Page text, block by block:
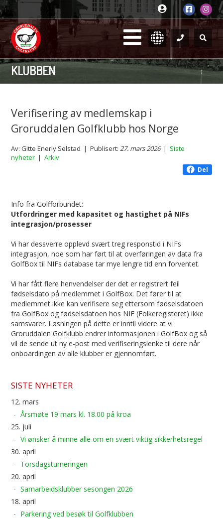
KLUBBEN
Verifisering av medlemskap i
Groruddalen Golfklubb hos Norge
Av: Gitte Enerly Selstad | Publisert:27. mars 2026| Siste
nyheter |Arkiv
Del
Info fra Golfforbundet:
Utfordringer med kapasitet og hastighet på NIFs
integrasjon/prosesser
Vi har dessverre opplevd svært treg responstid i NIFs
integrasjon, noe som har ført til at overføringen av data fra
GolfBox til NIFs database tar mye lengre tid enn forventet.
Vi har fått flere henvendelser der det er registrert feil
fødselsdato på medlemmet i GolfBox. Det fører til at
medlemmet ikke kan verifisere seg ettersom fødselsdatoen
fra GolfBox og fødselsdatoen hos NIF (Folkeregisteret) ikke
samsvarer. Løsningen på dette er inntil videre at vi
Groruddalen Golfklubb endrer informasjonen i GolfBox og så
vil de sende ut ny e-post med verifiseringslenke til dere når
onboardingen av alle klubber er gjennomført.
SISTE NYHETER
12. mars
Årsmøte 19 mars kl. 18.00 på kroa
25. juli
Vi ønsker å minne alle om en svært viktig sikkerhetsregel
30. april
Torsdagsturneringen
20. april
Samarbeidsklubber sesongen 2026
18. april
Parkering ved besøk til Golfklubben